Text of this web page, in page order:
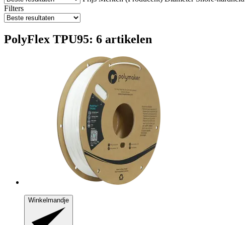
Filters
PolyFlex TPU95: 6 artikelen
Winkelmandje